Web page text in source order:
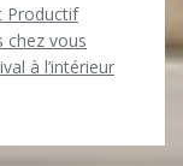
Productif
chez vous
à l’intérieur